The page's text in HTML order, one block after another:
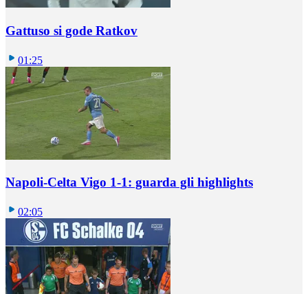
Gattuso si gode Ratkov
01:25
Napoli-Celta Vigo 1-1: guarda gli highlights
02:05